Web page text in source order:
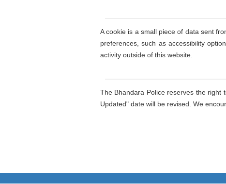
A cookie is a small piece of data sent
preferences, such as accessibility
activity outside of this website.
The Bhandara Police reserves the right
Updated" date will be revised. We